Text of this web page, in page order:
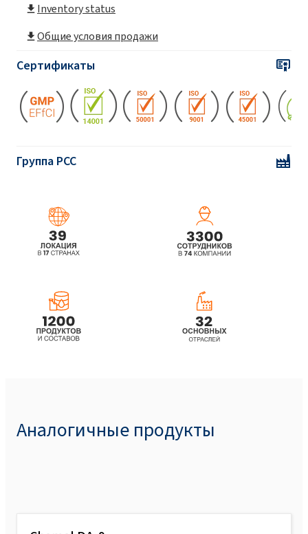
Inventory status
Общие условия продажи
Сертификаты
Группа PCC
Аналогичные продукты